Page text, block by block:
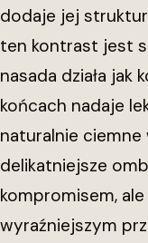
dodaje jej
ten kontrast jest
nasada działa jak
końcach nadaje
naturalnie ciemne
delikatniejsze
kompromisem,
wyraźniejszym